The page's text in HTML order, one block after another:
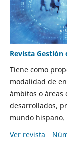
Revista Gestión
Tiene como
modalidad de
ámbitos o áreas
desarrollados,
mundo hispano.
Ver revista